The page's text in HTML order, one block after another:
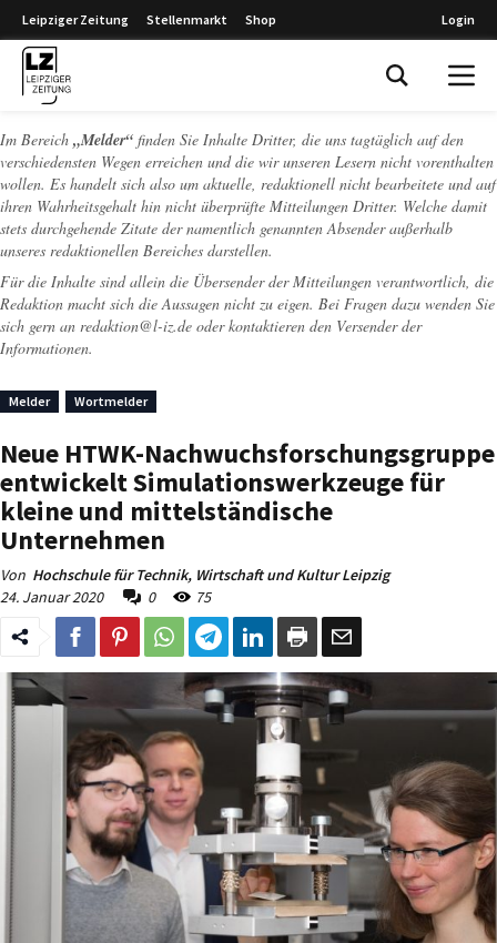
Leipziger Zeitung Stellenmarkt Shop Login
Im Bereich „Melder“ finden Sie Inhalte Dritter, die uns tagtäglich auf den
verschiedensten Wegen erreichen und die wir unseren Lesern nicht vorenthalten
wollen. Es handelt sich also um aktuelle, redaktionell nicht bearbeitete und auf
ihren Wahrheitsgehalt hin nicht überprüfte Mitteilungen Dritter. Welche damit
stets durchgehende Zitate der namentlich genannten Absender außerhalb
unseres redaktionellen Bereiches darstellen.
Für die Inhalte sind allein die Übersender der Mitteilungen verantwortlich, die
Redaktion macht sich die Aussagen nicht zu eigen. Bei Fragen dazu wenden Sie
sich gern an redaktion@l-iz.de oder kontaktieren den Versender der
Informationen.
Melder Wortmelder
Neue HTWK-Nachwuchsforschungsgruppe
entwickelt Simulationswerkzeuge für
kleine und mittelständische
Unternehmen
Von Hochschule für Technik, Wirtschaft und Kultur Leipzig
24. Januar 2020
0 75